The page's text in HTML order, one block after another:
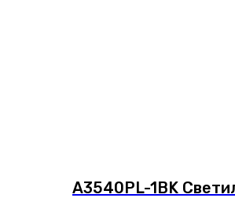
A3540PL-1BK